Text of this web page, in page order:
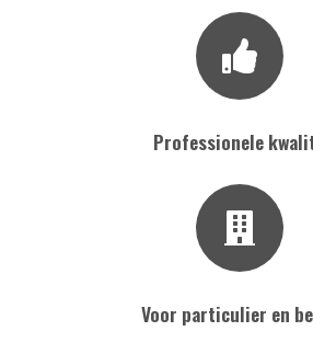
Professionele
Voor particulier en